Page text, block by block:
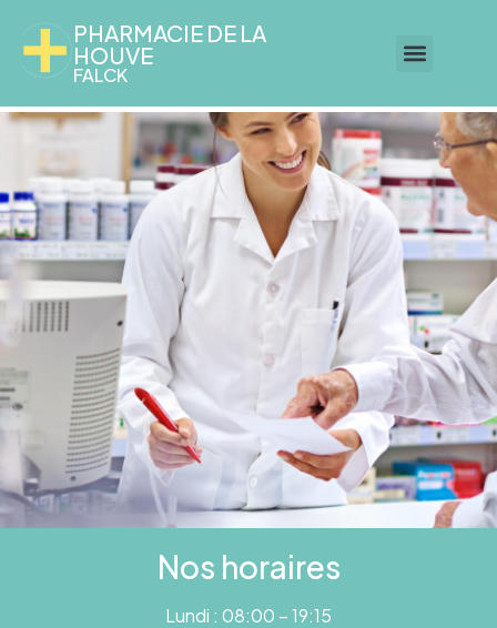
PHARMACIE DE LA
HOUVE
FALCK
Nos horaires
Lundi : 08:00 – 19:15